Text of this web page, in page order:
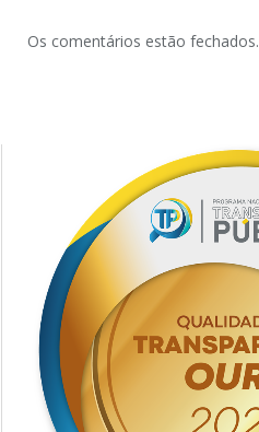
Os comentários estão fechados.